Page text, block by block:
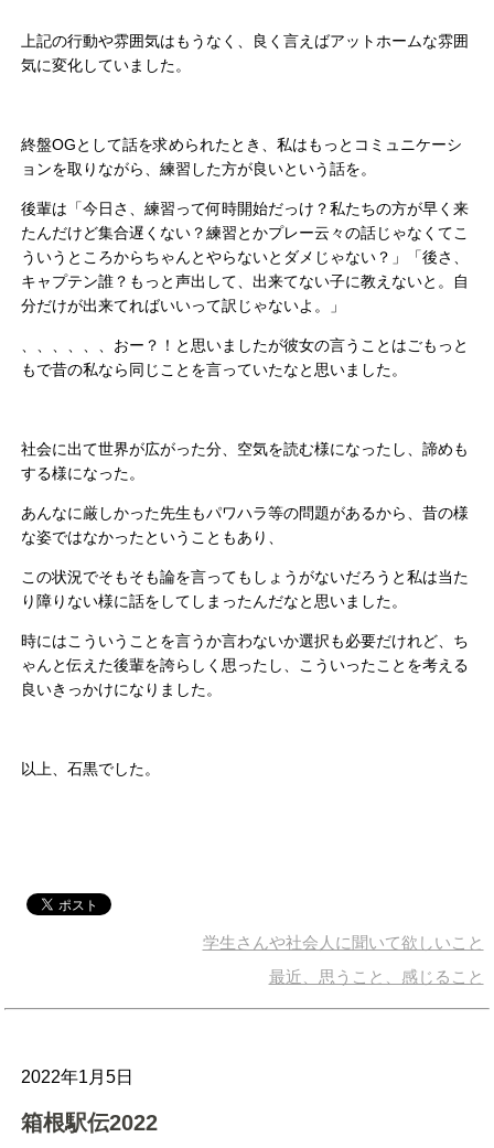
上記の行動や雰囲気はもうなく、良く言えばアットホームな雰囲
気に変化していました。
終盤OGとして話を求められたとき、私はもっとコミュニケーシ
ョンを取りながら、練習した方が良いという話を。
後輩は「今日さ、練習って何時開始だっけ？私たちの方が早く来
たんだけど集合遅くない？練習とかプレー云々の話じゃなくてこ
ういうところからちゃんとやらないとダメじゃない？」「後さ、
キャプテン誰？もっと声出して、出来てない子に教えないと。自
分だけが出来てればいいって訳じゃないよ。」
、、、、、、おー？！と思いましたが彼女の言うことはごもっと
もで昔の私なら同じことを言っていたなと思いました。
社会に出て世界が広がった分、空気を読む様になったし、諦めも
する様になった。
あんなに厳しかった先生もパワハラ等の問題があるから、昔の様
な姿ではなかったということもあり、
この状況でそもそも論を言ってもしょうがないだろうと私は当た
り障りない様に話をしてしまったんだなと思いました。
時にはこういうことを言うか言わないか選択も必要だけれど、ち
ゃんと伝えた後輩を誇らしく思ったし、こういったことを考える
良いきっかけになりました。
以上、石黒でした。
学生さんや社会人に聞いて欲しいこと
最近、思うこと、感じること
2022年1月5日
箱根駅伝2022